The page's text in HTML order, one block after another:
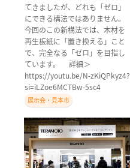
てきましたが、どれも「ゼロ」
にできる構法ではありません。
今回のこの新構法では、木材を
再生板紙に「置き換える」こと
で、完全なる「ゼロ」を目指し
ています。 詳細＞
https://youtu.be/N-zKiQPkyz4?
si=iLZoe6MCTBw-5sc4
展示会・見本市